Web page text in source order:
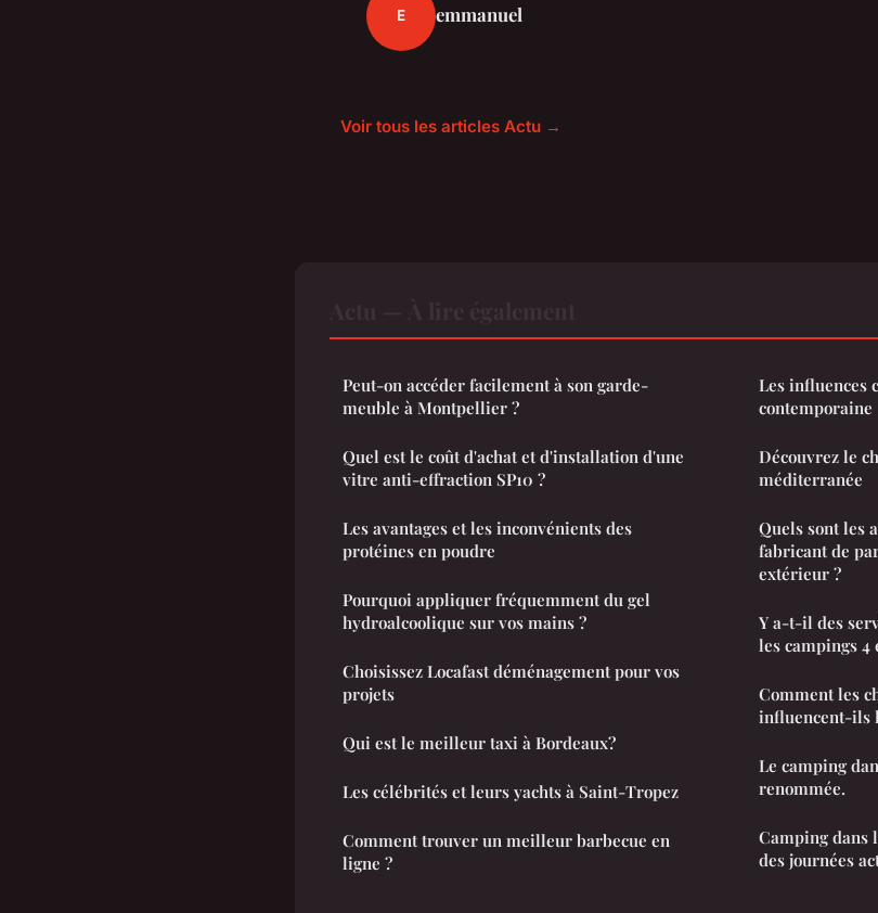
E emmanuel
Voir tous les articles Actu →
Peut-on accéder facilement à son garde-
meuble à Montpellier ?
Quel est le coût d'achat et d'installation d'une
vitre anti-effraction SP10 ?
Les avantages et les inconvénients des
protéines en poudre
Pourquoi appliquer fréquemment du gel
hydroalcoolique sur vos mains ?
Choisissez Locafast déménagement pour vos
projets
Qui est le meilleur taxi à Bordeaux?
Les célébrités et leurs yachts à Saint-Tropez
Comment trouver un meilleur barbecue en
ligne ?
Les influences
contemporaine
Découvrez le
méditerranée
Quels sont les
fabricant de
extérieur ?
Y a-t-il des
les campings 4
Comment les
influencent-ils
Le camping
renommée.
Camping dans
des journées